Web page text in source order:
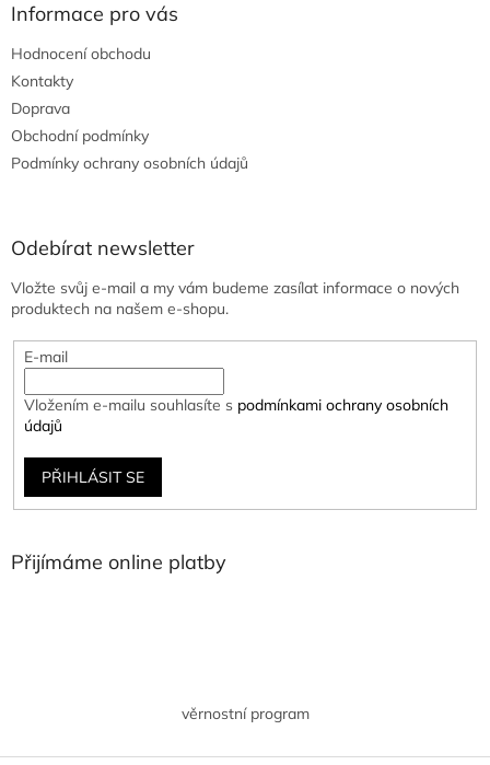
Informace pro vás
Hodnocení obchodu
Kontakty
Doprava
Obchodní podmínky
Podmínky ochrany osobních údajů
Odebírat newsletter
Vložte svůj e-mail a my vám budeme zasílat informace o nových
produktech na našem e-shopu.
E-mail
Vložením e-mailu souhlasíte s podmínkami ochrany osobních
údajů
PŘIHLÁSIT SE
Přijímáme online platby
věrnostní program